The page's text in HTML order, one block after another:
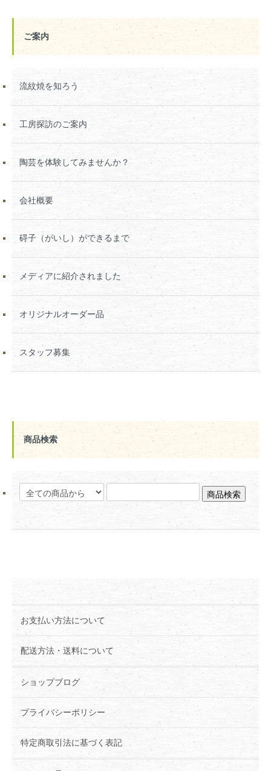
ご案内
流紋焼を知ろう
工房探訪のご案内
陶芸を体験してみませんか？
会社概要
碍子（がいし）ができるまで
メディアに紹介されました
オリジナルオーダー品
スタッフ募集
商品検索
お支払い方法について
配送方法・送料について
ショップブログ
プライバシーポリシー
特定商取引法に基づく表記